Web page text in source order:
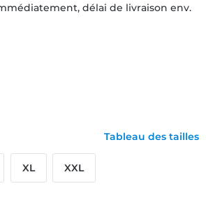
délai de livraison env.
Tableau des tailles
XL XXL